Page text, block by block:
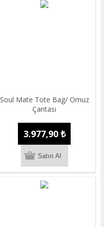
Soul Mate Tote Bag/ Omuz
Çantası
3.977,90 ₺